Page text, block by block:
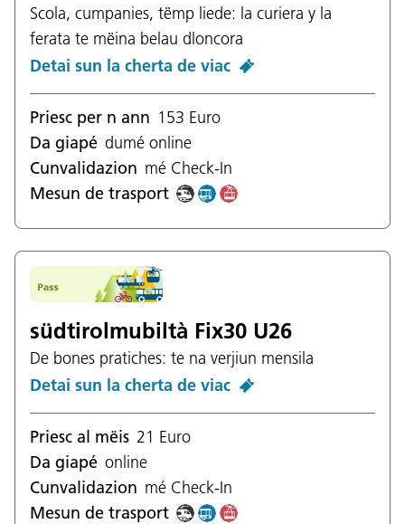
Scola, cumpanies, tëmp liede: la curiera y la
ferata te mëina belau dloncora
Detai sun la cherta de viac
Priesc per n ann 153 Euro
Da giapé dumé online
Cunvalidazion mé Check-In
Mesun de trasport
südtirolmubiltà Fix30 U26
De bones pratiches: te na verjiun mensila
Detai sun la cherta de viac
Priesc al mëis 21 Euro
Da giapé online
Cunvalidazion mé Check-In
Mesun de trasport